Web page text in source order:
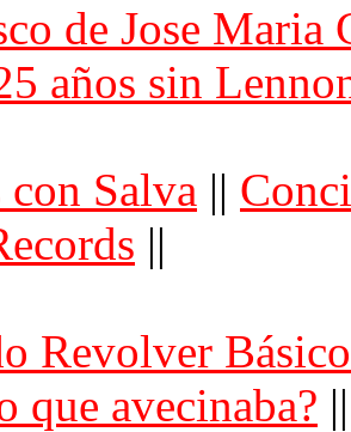
de Jose Maria
años sin
con Salva ||
||
Revolver
que avecinaba? ||